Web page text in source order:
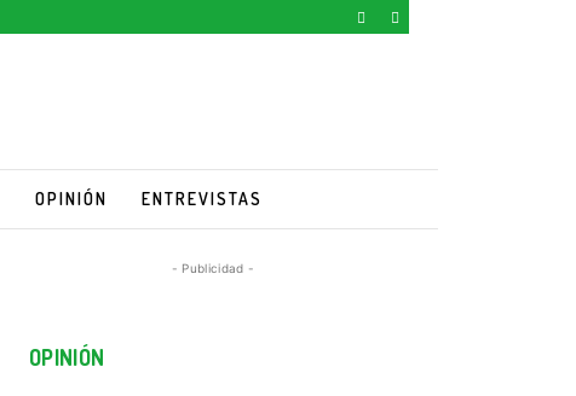
OPINIÓN ENTREVISTAS
- Publicidad -
OPINIÓN